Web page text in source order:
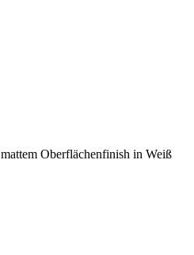
Oberflächenfinish in Weiß